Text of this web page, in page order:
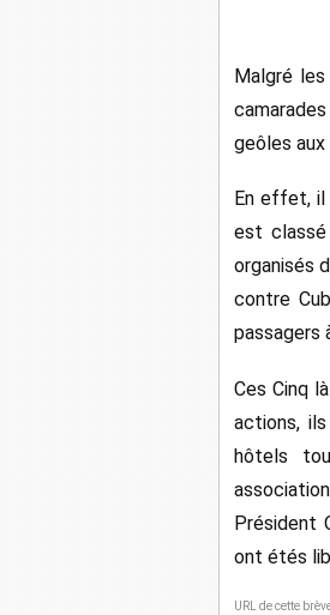
Malgré
geôles
En effet,
est classé
organisés
contre
passagers
Ces Cinq
actions,
hôtels
Président
ont étés
URL de cette